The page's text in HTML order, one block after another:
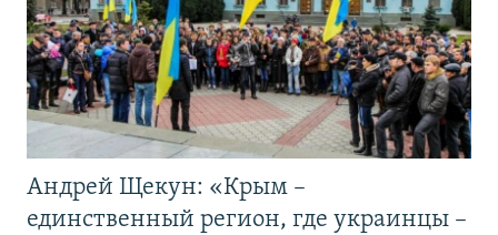
Андрей Щекун: «Крым –
единственный регион, где украинцы –